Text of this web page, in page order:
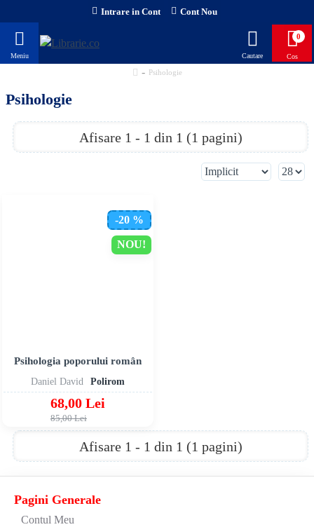
Intrare in Cont Cont Nou
0
Psihologie
Psihologie
Afisare 1 - 1 din 1 (1 pagini)
NOU!
-20 %
Daniel David Polirom
Psihologia poporului român
68,00 Lei
85,00 Lei
Afisare 1 - 1 din 1 (1 pagini)
Pagini Generale
Contul Meu